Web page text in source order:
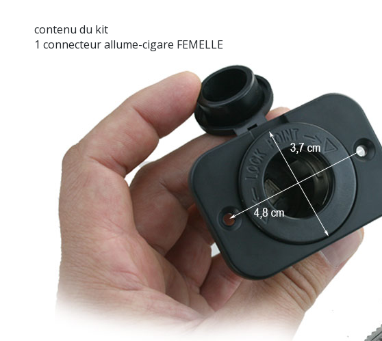
contenu du kit
1 connecteur allume-cigare FEMELLE